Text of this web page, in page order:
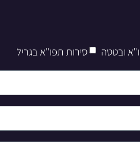
ובטטה סירות תפו"א בגריל